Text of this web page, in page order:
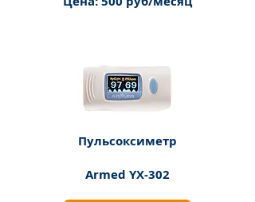
Пульсоксиметр
Armed YX-302